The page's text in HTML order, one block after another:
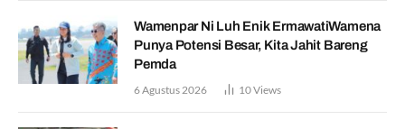
Wamenpar Ni Luh Enik ErmawatiWamena
Punya Potensi Besar, Kita Jahit Bareng
Pemda
6 Agustus 2026 10Views